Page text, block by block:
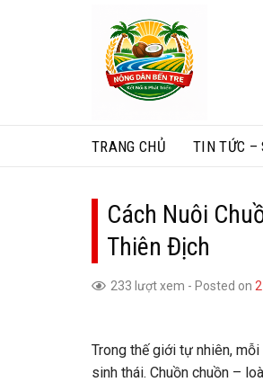
TRANG CHỦ TIN TỨC –
Cách Nuôi
Thiên Địch
233 lượt xem - Posted on
Trong thế giới tự nhiên,
sinh thái. Chuồn chuồn –